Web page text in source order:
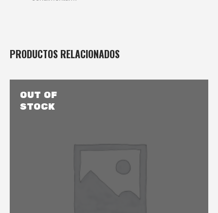
PRODUCTOS RELACIONADOS
OUT OF
STOCK